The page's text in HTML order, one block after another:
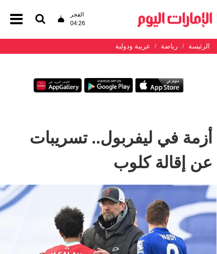
الفجر
04:26
الرئيسة رياضة عربية ودولية
أزمة في ليفربول.. تسريبات
عن إقالة كلوب